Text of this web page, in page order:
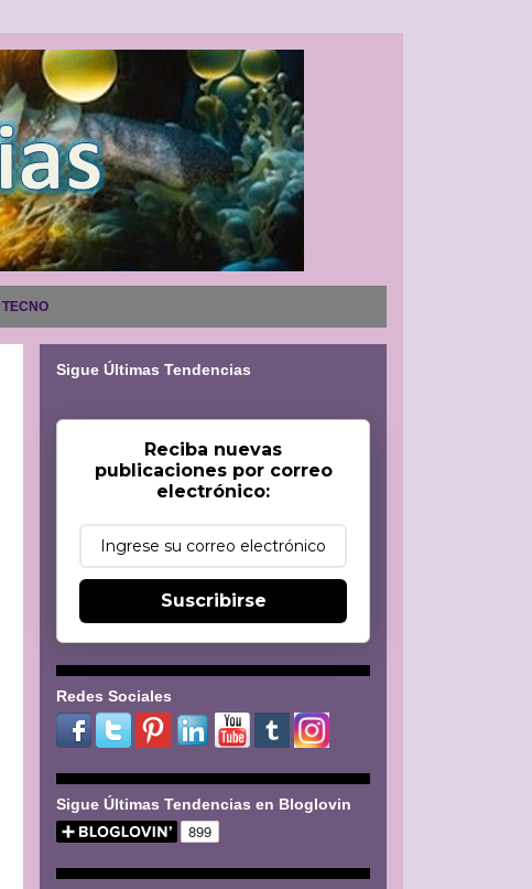
TECNO
Sigue Últimas Tendencias
Reciba nuevas
publicaciones por correo
electrónico:
Suscribirse
Redes Sociales
Sigue Últimas Tendencias en Bloglovin